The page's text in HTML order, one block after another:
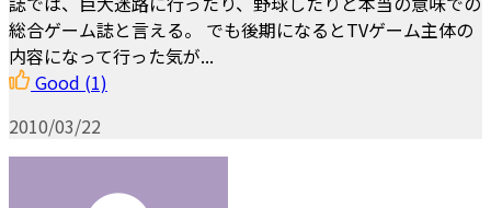
総合ゲーム誌と言える。 でも後期になるとTVゲーム主体の
内容になって行った気が...
Good (1)
2010/03/22